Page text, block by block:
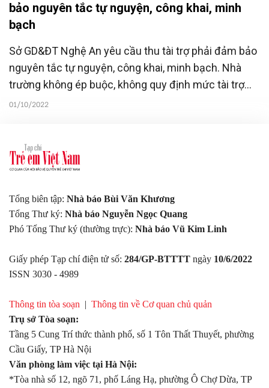
bảo nguyên tắc tự nguyện, công khai, minh
bạch
Sở GD&ĐT Nghệ An yêu cầu thu tài trợ phải đảm bảo
nguyên tắc tự nguyện, công khai, minh bạch. Nhà
trường không ép buộc, không quy định mức tài trợ
bình quân, không quy định mức tài trợ tối thiểu....
01/10/2022
Tổng biên tập: Nhà báo Bùi Văn Khương
Tổng Thư ký: Nhà báo Nguyễn Ngọc Quang
Phó Tổng Thư ký (thường trực): Nhà báo Vũ Kim Linh
Giấy phép Tạp chí điện tử số: 284/GP-BTTTT ngày 10/6/2022
ISSN 3030 - 4989
Thông tin tòa soạn | Thông tin về Cơ quan chủ quản
Trụ sở Tòa soạn:
Tầng 5 Cung Trí thức thành phố, số 1 Tôn Thất Thuyết, phường
Cầu Giấy, TP Hà Nội
Văn phòng làm việc tại Hà Nội:
*Tòa nhà số 12, ngõ 71, phố Láng Hạ, phường Ô Chợ Dừa, TP